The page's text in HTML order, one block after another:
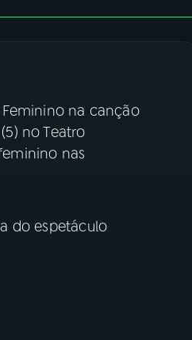
Feminino na canção
no Teatro
nas
do espetáculo